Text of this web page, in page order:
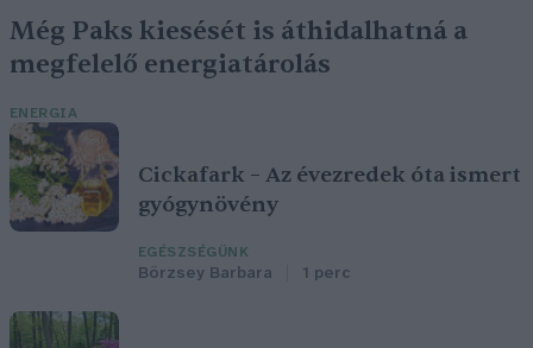
Még Paks kiesését is áthidalhatná a
megfelelő energiatárolás
ENERGIA
Cickafark – Az évezredek óta ismert
gyógynövény
EGÉSZSÉGÜNK
Börzsey Barbara 1 perc